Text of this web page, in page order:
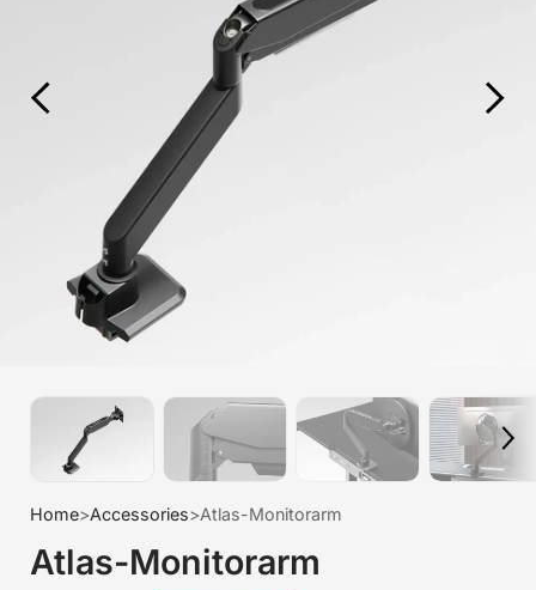
Home>Accessories>Atlas-Monitorarm
Atlas-Monitorarm